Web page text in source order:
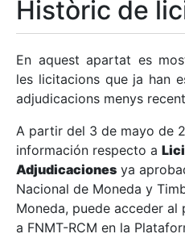
Mostra/Amaga
Mostra/Amaga
Històric de
En aquest apartat es
les licitacions que ja han
adjudicacions menys
A partir del 3 de mayo de
información respecto a
Adjudicaciones ya
Nacional de Moneda y
Moneda, puede acceder
a FNMT-RCM en la